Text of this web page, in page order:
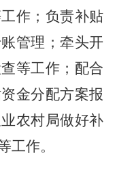
作；负责补贴
管理；牵头开
等工作；配合
金分配方案报
业农村局做好补
工作。